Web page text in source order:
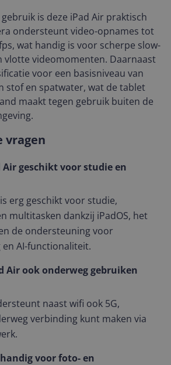
is deze iPad Air praktisch
ondersteunt video-opnames tot
wat handig is voor scherpe slow-
vlotte videomomenten. Daarnaast
voor een basisniveau van
stof en spatwater, wat de tablet
maakt tegen gebruik buiten de
vragen
Air geschikt voor studie en
erg geschikt voor studie,
multitasken dankzij iPadOS, het
de ondersteuning voor
AI-functionaliteit.
Air ook onderweg gebruiken
naast wifi ook 5G,
verbinding kunt maken via
voor foto- en